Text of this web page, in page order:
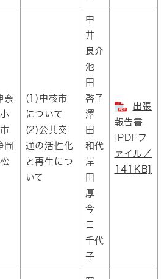
奈
岡
(1)中核市
について
(2)公共交
通の活性化
と再生につ
いて
中
井
良介
池
田
啓子
澤
田
和代
岸
田
厚
今
口
千代
子
出張
報告書
[PDFフ
ァイル／
141KB]